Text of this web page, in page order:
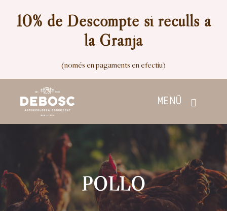
10% de Descompte si reculls a
la Granja
(només en pagaments en efectiu)
MENÚ
Nosaltres
POLLO